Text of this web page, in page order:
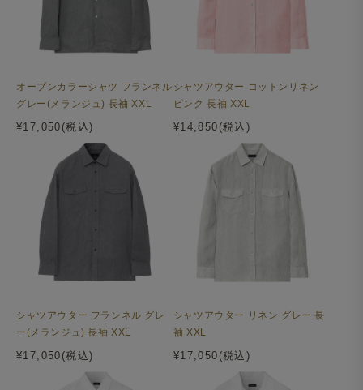
後ろ襟ぐりをパイピングで縫製し、耐久性と見た目の美し
さにこだわりました。
オープンカラーシャツ フランネル
グレー(メランジュ) 長袖 XXL
¥17,050(税込)
シャツアウター コットンリネン
ピンク 長袖 XXL
¥14,850(税込)
シャツアウター フランネル グレ
ー(メランジュ) 長袖 XXL
¥17,050(税込)
シャツアウター リネン グレー 長
袖 XXL
¥17,050(税込)